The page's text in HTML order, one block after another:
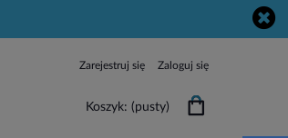
Zarejestruj się Zaloguj się
Koszyk: (pusty)